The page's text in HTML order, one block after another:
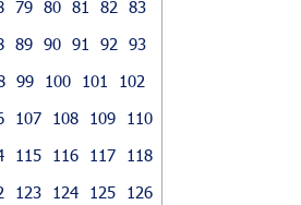
79 80 81 82
83
89 90 91 92
93
99 100 101
102
107 108 109
110
115 116 117
118
123 124 125
126